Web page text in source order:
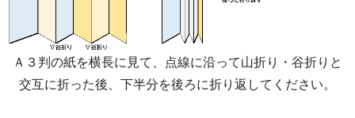
Ａ３判の紙を横長に見て、点線に沿って山折り・谷折りと
交互に折った後、下半分を後ろに折り返してください。